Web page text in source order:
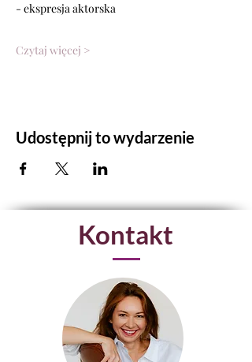
- ekspresja aktorska
Czytaj więcej >
Udostępnij to wydarzenie
Kontakt